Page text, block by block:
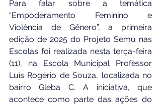
Para falar sobre a temática
“Empoderamento Feminino e
Violência de Gênero”, a primeira
edição de 2025 do Projeto Semu nas
Escolas foi realizada nesta terça-feira
(11), na Escola Municipal Professor
Luís Rogério de Souza, localizada no
bairro Gleba C. A iniciativa, que
acontece como parte das ações do